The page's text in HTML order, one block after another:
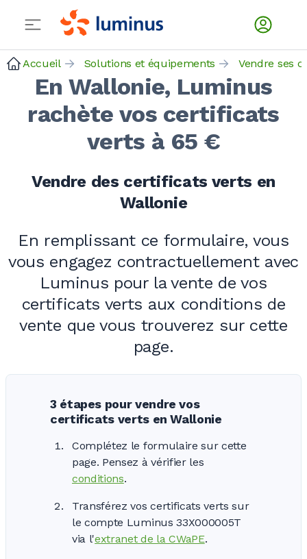
Accueil Solutions et équipements
En Wallonie, Luminus
rachète vos certificats
verts à 65 €
Vendre des certificats verts en
Wallonie
En remplissant ce formulaire, vous
vous engagez contractuellement avec
Luminus pour la vente de vos
certificats verts aux conditions de
vente que vous trouverez sur cette
page.
3 étapes pour vendre vos
certificats verts en Wallonie
Complétez le formulaire sur cette
page. Pensez à vérifier les
conditions.
Transférez vos certificats verts sur
le compte Luminus 33X000005T
via l'extranet de la CWaPE.